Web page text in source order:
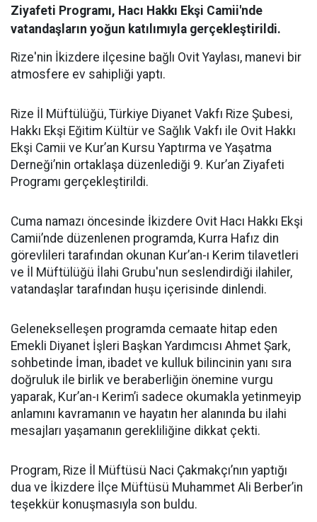
Ziyafeti Programı, Hacı Hakkı Ekşi Camii'nde
vatandaşların yoğun katılımıyla gerçekleştirildi.
Rize'nin İkizdere ilçesine bağlı Ovit Yaylası, manevi bir
atmosfere ev sahipliği yaptı.
Rize İl Müftülüğü, Türkiye Diyanet Vakfı Rize Şubesi,
Hakkı Ekşi Eğitim Kültür ve Sağlık Vakfı ile Ovit Hakkı
Ekşi Camii ve Kur’an Kursu Yaptırma ve Yaşatma
Derneği’nin ortaklaşa düzenlediği 9. Kur’an Ziyafeti
Programı gerçekleştirildi.
Cuma namazı öncesinde İkizdere Ovit Hacı Hakkı Ekşi
Camii’nde düzenlenen programda, Kurra Hafız din
görevlileri tarafından okunan Kur’an-ı Kerim tilavetleri
ve İl Müftülüğü İlahi Grubu'nun seslendirdiği ilahiler,
vatandaşlar tarafından huşu içerisinde dinlendi.
Gelenekselleşen programda cemaate hitap eden
Emekli Diyanet İşleri Başkan Yardımcısı Ahmet Şark,
sohbetinde İman, ibadet ve kulluk bilincinin yanı sıra
doğruluk ile birlik ve beraberliğin önemine vurgu
yaparak, Kur’an-ı Kerim’i sadece okumakla yetinmeyip
anlamını kavramanın ve hayatın her alanında bu ilahi
mesajları yaşamanın gerekliliğine dikkat çekti.
Program, Rize İl Müftüsü Naci Çakmakçı’nın yaptığı
dua ve İkizdere İlçe Müftüsü Muhammet Ali Berber’in
teşekkür konuşmasıyla son buldu.